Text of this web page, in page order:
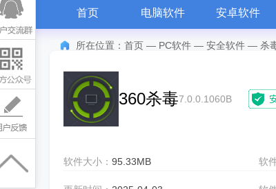
首页 电脑软件 安卓软件
所在位置： 首页 — PC软件 — 安全软件 — 杀
360杀毒7.0.0.1060B
软件大小： 95.33MB 软